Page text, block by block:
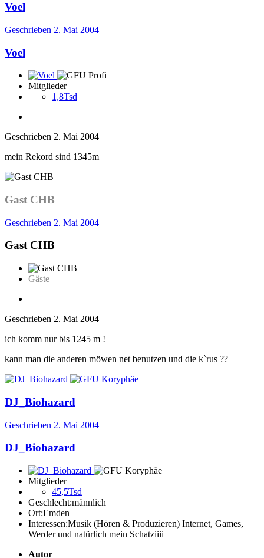
Voel
Geschrieben 2. Mai 2004
Voel
Mitglieder
1,8Tsd
Geschrieben 2. Mai 2004
mein Rekord sind 1345m
Gast CHB
Geschrieben 2. Mai 2004
Gast CHB
Gäste
Geschrieben 2. Mai 2004
ich komm nur bis 1245 m !
kann man die anderen möwen net benutzen und die k`rus ??
DJ_Biohazard
Geschrieben 2. Mai 2004
DJ_Biohazard
Mitglieder
45,5Tsd
Geschlecht:männlich
Ort:Emden
Interessen:Musik (Hören & Produzieren) Internet, Games,
Werder und natürlich mein Schatziiii
Autor